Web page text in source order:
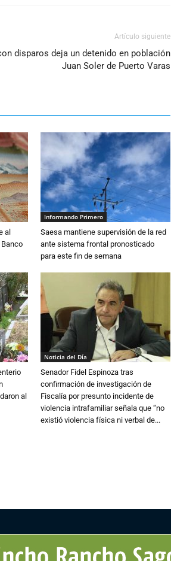
Artículo siguiente
disparos deja un detenido en población
Juan Soler de Puerto Varas
al
Informando Primero
Saesa mantiene supervisión de la red
ante sistema frontal pronosticado
para este fin de semana
al
Noticia del Día
Senador Fidel Espinoza tras
confirmación de investigación de
Fiscalía por presunto incidente de
violencia intrafamiliar señala que “no
existió violencia física ni verbal de...